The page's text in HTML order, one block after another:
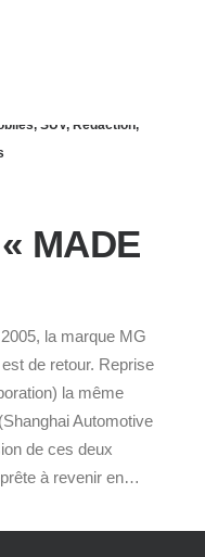
, SUV, Rédaction,
MADE
la marque MG
de retour. Reprise
la même
Automotive
de ces deux
à revenir en…